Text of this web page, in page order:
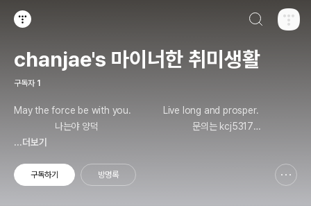
chanjae's 마이너한 취미생활
구독자 1
May the force be with you. Live long and prosper.
mail.com
...더보기
구독하기 방명록